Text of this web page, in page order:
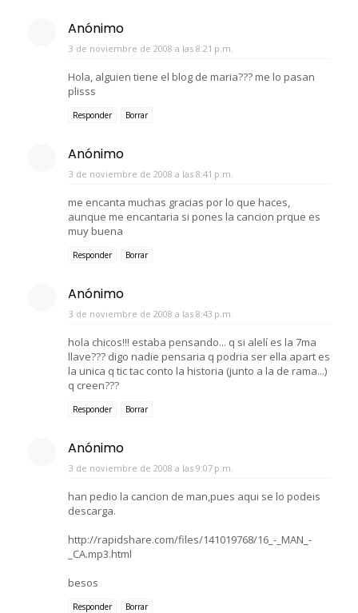
Anónimo
3 de noviembre de 2008 a las 8:21 p.m.
Hola, alguien tiene el blog de maria??? me lo pasan
plisss
Responder Borrar
Anónimo
3 de noviembre de 2008 a las 8:41 p.m.
me encanta muchas gracias por lo que haces,
aunque me encantaria si pones la cancion prque es
muy buena
Responder Borrar
Anónimo
3 de noviembre de 2008 a las 8:43 p.m.
hola chicos!!! estaba pensando... q si alelí es la 7ma
llave??? digo nadie pensaria q podria ser ella apart es
la unica q tic tac conto la historia (junto a la de rama...)
q creen???
Responder Borrar
Anónimo
3 de noviembre de 2008 a las 9:07 p.m.
han pedio la cancion de man,pues aqui se lo podeis
descarga.
http://rapidshare.com/files/141019768/16_-_MAN_-
_CA.mp3.html
besos
Responder Borrar